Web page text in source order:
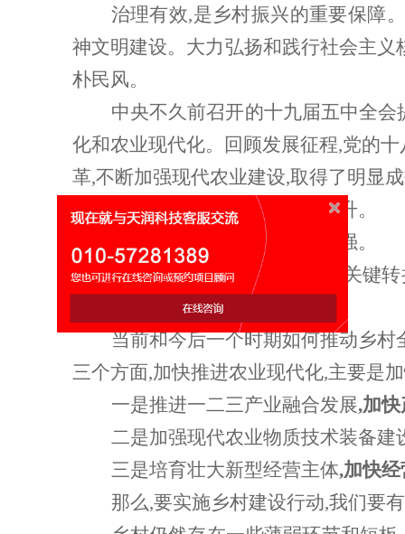
治理有效,是乡村振兴的重要保障
神文明建设。大力弘扬和践行社会主
朴民风。
中央不久前召开的十九届五中全会
化和农业现代化。回顾发展征程,党的
革,不断加强现代农业建设,取得了明显
首先是设施水平得到稳步提升。
其次是科技支撑力量明显增强。
再次是绿色发展实现根本性关键
当前和今后一个时期如何推动乡村
三个方面,加快推进农业现代化,主要是
一是推进一二三产业融合发展,加
二是加强现代农业物质技术装备建
三是培育壮大新型经营主体,加快
那么,要实施乡村建设行动,我们要